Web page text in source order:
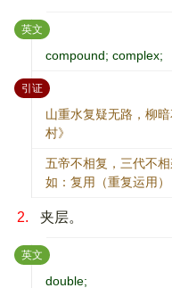
英文 ：
compound; complex;
引证：
山重水复疑无路，柳
村》
五帝不相复，三代不
如：复用（重复运用）
2. 夹层。
英文 ：
double;